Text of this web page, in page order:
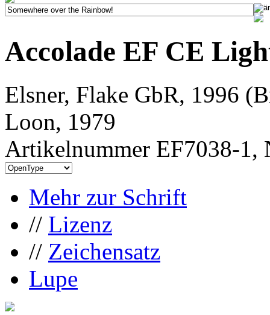
Accolade EF CE
Elsner, Flake GbR, 1996
Loon, 1979
Artikelnummer EF7038-1,
Mehr zur Schrift
// Lizenz
// Zeichensatz
Lupe